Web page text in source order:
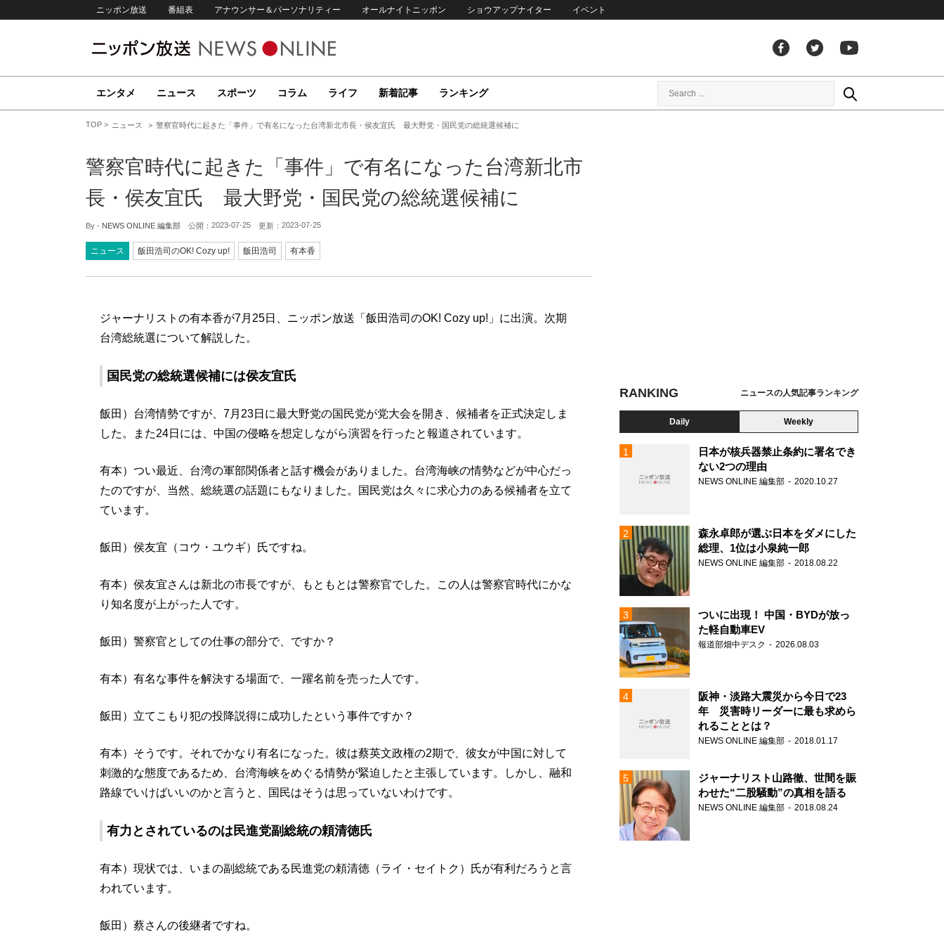
ニッポン放送 番組表 アナウンサー＆パーソナリティー オールナイトニッポン ショウアップナイター イベント
エンタメ ニュース スポーツ コラム ライフ 新着記事 ランキング
TOP ニュース 警察官時代に起きた「事件」で有名になった台湾新北市長・侯友宜氏 最大野党・国民党の総統選候補に
警察官時代に起きた「事件」で有名になった台湾新北市
長・侯友宜氏 最大野党・国民党の総統選候補に
By - NEWS ONLINE 編集部 公開： 2023-07-25 更新： 2023-07-25
ニュース 飯田浩司のOK! Cozy up! 飯田浩司 有本香
ジャーナリストの有本香が7月25日、ニッポン放送「飯田浩司のOK! Cozy up!」に出演。次期
台湾総統選について解説した。
国民党の総統選候補には侯友宜氏
飯田）台湾情勢ですが、7月23日に最大野党の国民党が党大会を開き、候補者を正式決定しま
した。また24日には、中国の侵略を想定しながら演習を行ったと報道されています。
有本）つい最近、台湾の軍部関係者と話す機会がありました。台湾海峡の情勢などが中心だっ
たのですが、当然、総統選の話題にもなりました。国民党は久々に求心力のある候補者を立て
ています。
飯田）侯友宜（コウ・ユウギ）氏ですね。
有本）侯友宜さんは新北の市長ですが、もともとは警察官でした。この人は警察官時代にかな
り知名度が上がった人です。
飯田）警察官としての仕事の部分で、ですか？
有本）有名な事件を解決する場面で、一躍名前を売った人です。
飯田）立てこもり犯の投降説得に成功したという事件ですか？
有本）そうです。それでかなり有名になった。彼は蔡英文政権の2期で、彼女が中国に対して
刺激的な態度であるため、台湾海峡をめぐる情勢が緊迫したと主張しています。しかし、融和
路線でいけばいいのかと言うと、国民はそうは思っていないわけです。
有力とされているのは民進党副総統の頼清徳氏
有本）現状では、いまの副総統である民進党の頼清徳（ライ・セイトク）氏が有利だろうと言
われています。
飯田）蔡さんの後継者ですね。
RANKING ニュースの人気記事ランキング
Daily Weekly
日本が核兵器禁止条約に署名でき
ない2つの理由
NEWS ONLINE 編集部 2020.10.27
森永卓郎が選ぶ日本をダメにした
総理、1位は小泉純一郎
NEWS ONLINE 編集部 2018.08.22
ついに出現！ 中国・BYDが放っ
た軽自動車EV
報道部畑中デスク 2026.08.03
阪神・淡路大震災から今日で23
年 災害時リーダーに最も求めら
れることとは？
NEWS ONLINE 編集部 2018.01.17
ジャーナリスト山路徹、世間を賑
わせた“二股騒動”の真相を語る
NEWS ONLINE 編集部 2018.08.24